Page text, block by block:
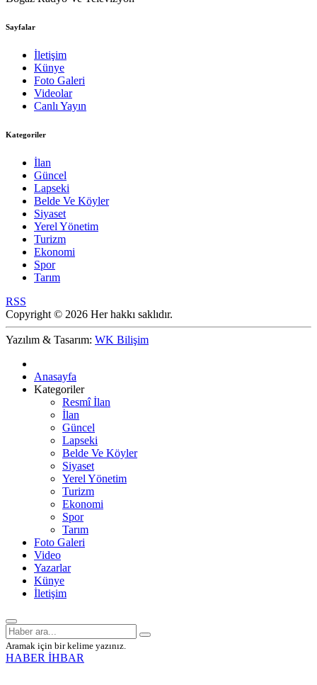
Sayfalar
İletişim
Künye
Foto Galeri
Videolar
Canlı Yayın
Kategoriler
İlan
Güncel
Lapseki
Belde Ve Köyler
Siyaset
Yerel Yönetim
Turizm
Ekonomi
Spor
Tarım
RSS
Copyright © 2026 Her hakkı saklıdır.
Yazılım & Tasarım: WK Bilişim
Anasayfa
Kategoriler
Resmî İlan
İlan
Güncel
Lapseki
Belde Ve Köyler
Siyaset
Yerel Yönetim
Turizm
Ekonomi
Spor
Tarım
Foto Galeri
Video
Yazarlar
Künye
İletişim
Aramak için bir kelime yazınız.
HABER İHBAR